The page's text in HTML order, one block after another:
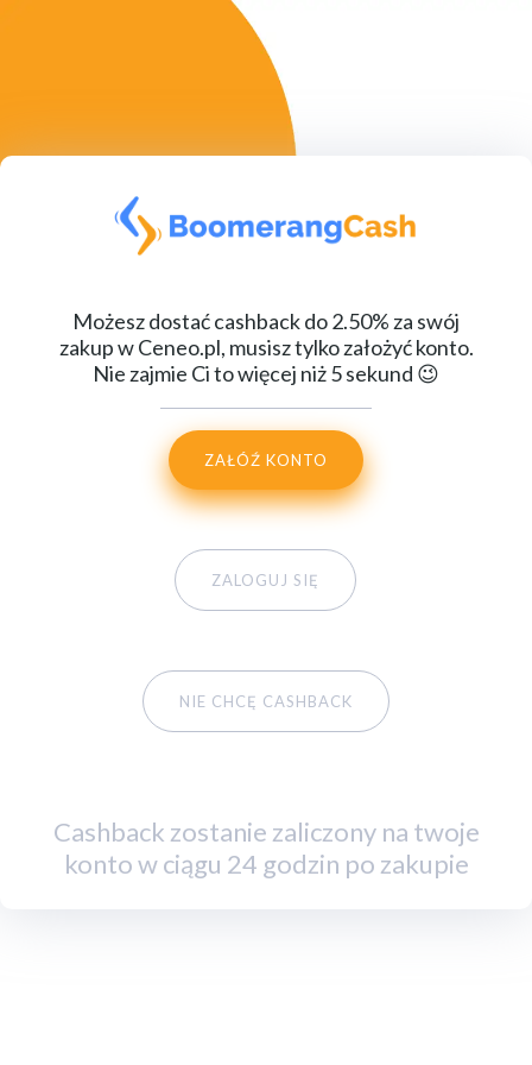
Możesz dostać cashback do 2.50% za swój
zakup w Ceneo.pl, musisz tylko założyć konto.
Nie zajmie Ci to więcej niż 5 sekund 😉
ZAŁÓŹ KONTO
ZALOGUJ SIĘ
NIE CHCĘ CASHBACK
Cashback zostanie zaliczony na twoje
konto w ciągu 24 godzin po zakupie